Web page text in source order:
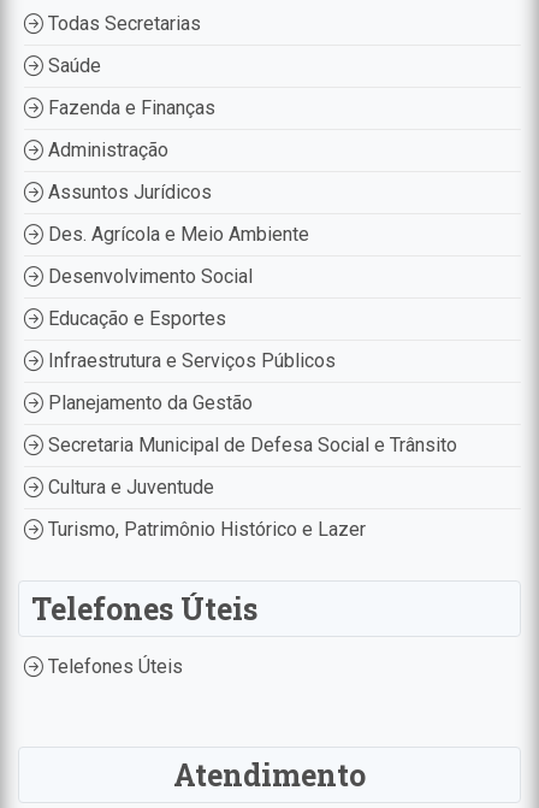
Todas Secretarias
Saúde
Fazenda e Finanças
Administração
Assuntos Jurídicos
Des. Agrícola e Meio Ambiente
Desenvolvimento Social
Educação e Esportes
Infraestrutura e Serviços Públicos
Planejamento da Gestão
Secretaria Municipal de Defesa Social e Trânsito
Cultura e Juventude
Turismo, Patrimônio Histórico e Lazer
Telefones Úteis
Telefones Úteis
Atendimento